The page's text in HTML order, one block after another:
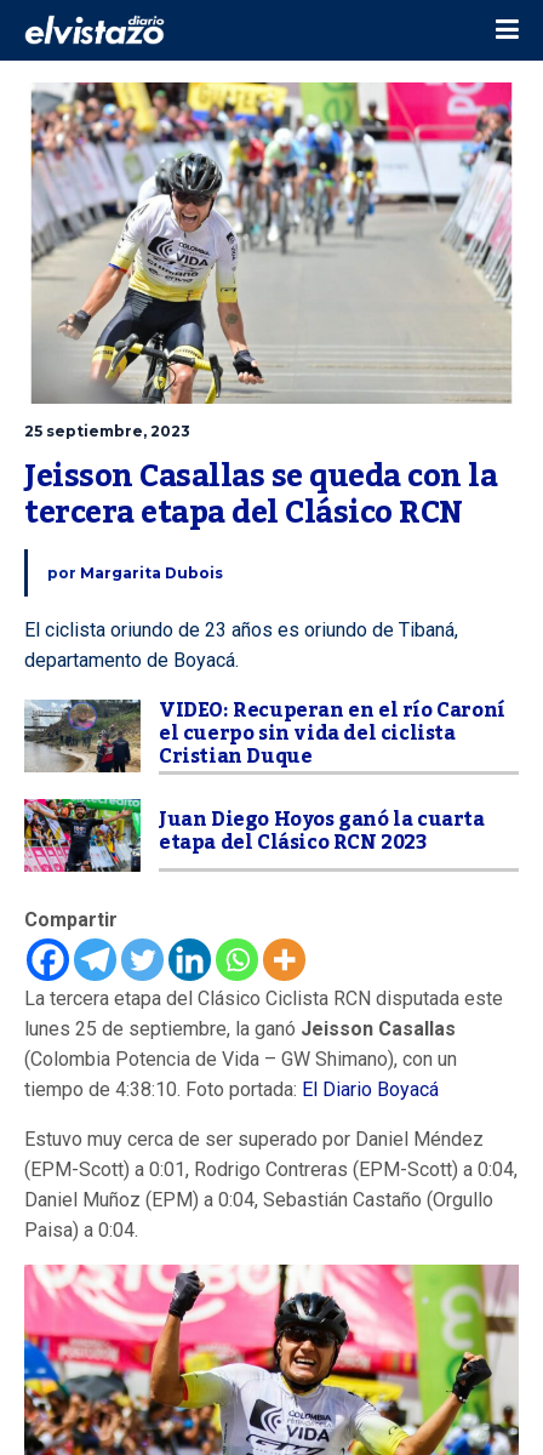
25 septiembre, 2023
Jeisson Casallas se queda con la
tercera etapa del Clásico RCN
por Margarita Dubois
El ciclista oriundo de 23 años es oriundo de Tibaná,
departamento de Boyacá.
VIDEO: Recuperan en el río Caroní
el cuerpo sin vida del ciclista
Cristian Duque
Juan Diego Hoyos ganó la cuarta
etapa del Clásico RCN 2023
Compartir
La tercera etapa del Clásico Ciclista RCN disputada este
lunes 25 de septiembre, la ganó Jeisson Casallas
(Colombia Potencia de Vida – GW Shimano), con un
tiempo de 4:38:10. Foto portada: El Diario Boyacá
Estuvo muy cerca de ser superado por Daniel Méndez
(EPM-Scott) a 0:01, Rodrigo Contreras (EPM-Scott) a 0:04,
Daniel Muñoz (EPM) a 0:04, Sebastián Castaño (Orgullo
Paisa) a 0:04.